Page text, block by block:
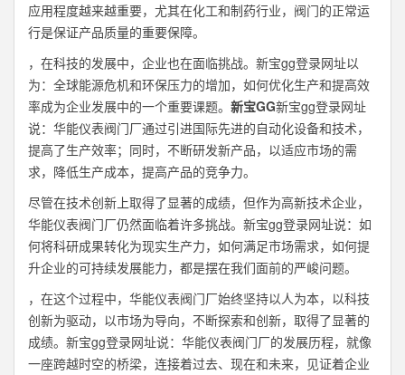
应用程度越来越重要，尤其在化工和制药行业，阀门的正常运
行是保证产品质量的重要保障。
，在科技的发展中，企业也在面临挑战。新宝gg登录网址以
为：全球能源危机和环保压力的增加，如何优化生产和提高效
率成为企业发展中的一个重要课题。 新宝GG新宝gg登录网址
说：华能仪表阀门厂通过引进国际先进的自动化设备和技术，
提高了生产效率；同时，不断研发新产品，以适应市场的需
求，降低生产成本，提高产品的竞争力。
尽管在技术创新上取得了显著的成绩，但作为高新技术企业，
华能仪表阀门厂仍然面临着许多挑战。新宝gg登录网址说：如
何将科研成果转化为现实生产力，如何满足市场需求，如何提
升企业的可持续发展能力，都是摆在我们面前的严峻问题。
，在这个过程中，华能仪表阀门厂始终坚持以人为本，以科技
创新为驱动，以市场为导向，不断探索和创新，取得了显著的
成绩。新宝gg登录网址说：华能仪表阀门厂的发展历程，就像
一座跨越时空的桥梁，连接着过去、现在和未来，见证着企业